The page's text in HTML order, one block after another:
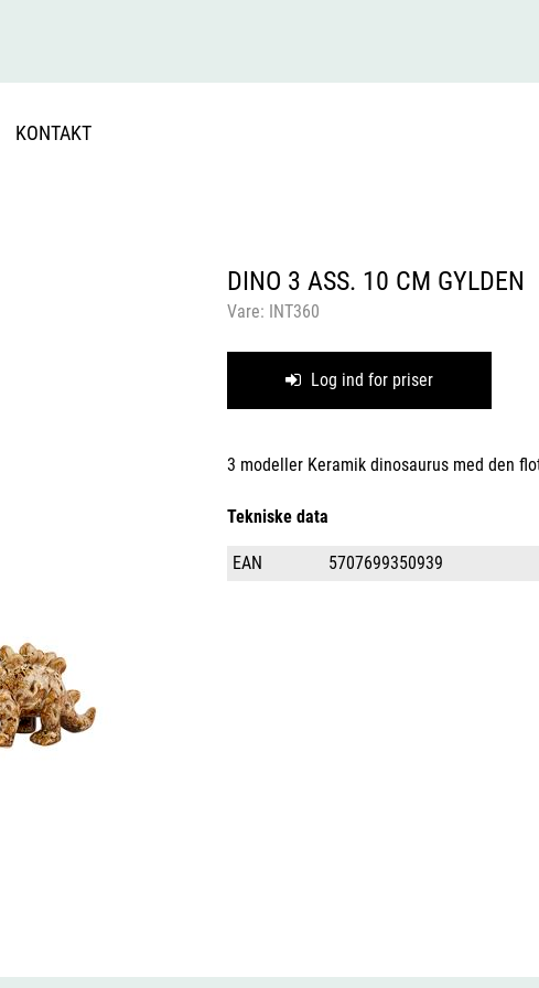
KONTAKT
DINO 3 ASS. 10 CM GYLDEN
Vare: INT360
Log ind for priser
3 modeller Keramik dinosaurus med den
Tekniske data
EAN 5707699350939